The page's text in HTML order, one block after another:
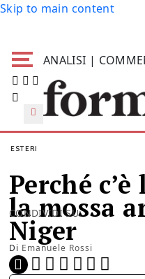
Skip to main content
ANALISI |
ESTERI
Perché
la mossa
Niger
Di Emanuele Rossi
CONDIVIDI SU: